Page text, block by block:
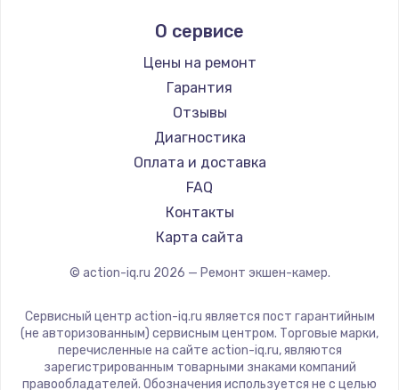
О сервисе
Цены на ремонт
Гарантия
Отзывы
Диагностика
Оплата и доставка
FAQ
Контакты
Карта сайта
© action-iq.ru 2026 — Ремонт экшен-камер.
Сервисный центр action-iq.ru является пост гарантийным
(не авторизованным) сервисным центром. Торговые марки,
перечисленные на сайте action-iq.ru, являются
зарегистрированным товарными знаками компаний
правообладателей. Обозначения используется не с целью